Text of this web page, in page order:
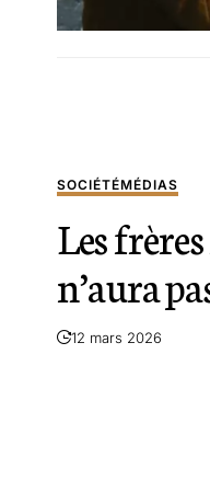
SOCIÉTÉMÉDIAS
Les
n’aura
12 mars 2026